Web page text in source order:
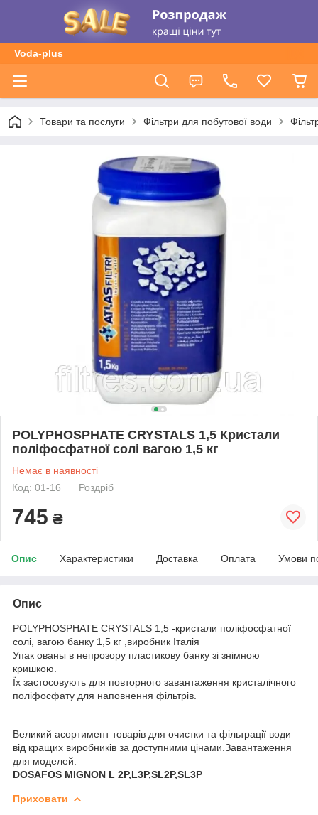
Voda-plus
Товари та послуги Фільтри для побутової води
POLYPHOSPHATE CRYSTALS 1,5 Кристали
поліфосфатної солі вагою 1,5 кг
Немає в наявності
Код: 01-16
Роздріб
745 ₴
Опис Характеристики Доставка Оплата Умови
Опис
POLYPHOSPHATE CRYSTALS 1,5 -кристали поліфосфатної
солі, вагою банку 1,5 кг ,виробник Італія
Упак ованы в непрозору пластикову банку зі знімною
кришкою.
Їх застосовують для повторного завантаження кристалічного
поліфосфату для наповнення фільтрів.
Великий асортимент товарів для очистки та фільтрації води
від кращих виробників за доступними цінами.Завантаження
для моделей:
DOSAFOS MIGNON L 2P,L3P,SL2P,SL3P
Приховати